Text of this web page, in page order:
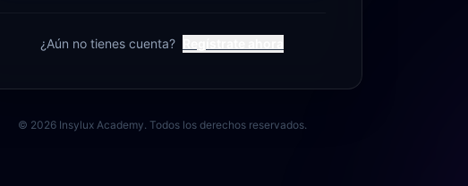
¿Aún no tienes cuenta?
© 2026Insylux Academy. Todos los derechos reservados.